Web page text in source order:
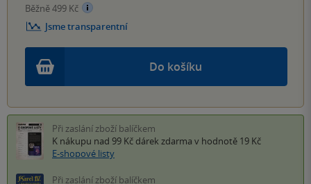
Do košíku
Běžně 499 Kč
Jsme transparentní
Při zaslání zboží balíčkem
K nákupu nad 99 Kč dárek zdarma v hodnotě 19 Kč
E-shopové listy
Při zaslání zboží balíčkem